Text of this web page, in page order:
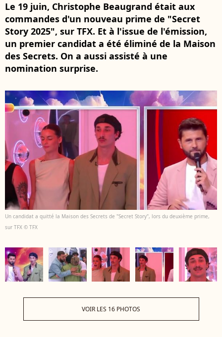
Le 19 juin, Christophe Beaugrand était aux
commandes d'un nouveau prime de "Secret
Story 2025", sur TFX. Et à l'issue de l'émission,
un premier candidat a été éliminé de la Maison
des Secrets. On a aussi assisté à une
nomination surprise.
Un candidat a quitté la Maison des Secrets de "Secret Story", lors du deuxième prime,
sur TFX © TFX
VOIR LES 16 PHOTOS